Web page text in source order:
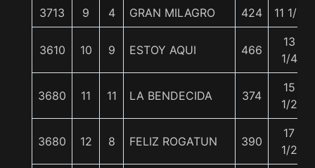
3713 9 4 GRAN MILAGRO 424 11 1/2
3610 10 9 ESTOY AQUI 466
13
1/4
3680 11 11 LA BENDECIDA 374
15
1/2
3680 12 8 FELIZ ROGATUN 390
17
1/2